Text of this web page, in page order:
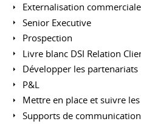
Externalisation commerciale
Senior Executive
Prospection
Livre blanc DSI Relation
Développer les partenariats
P&L
Mettre en place et suivre
Supports de